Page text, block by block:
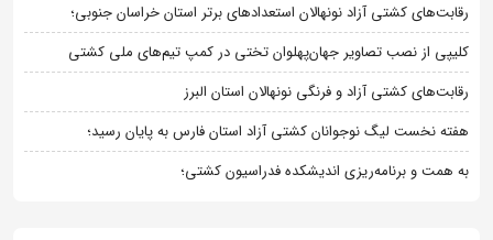
رقابت‌های کشتی آزاد نونهالان استعدادهای برتر استان خراسان جنوبی؛
کلیپی از نصب تصاویر جهان‌پهلوان تختی در کمپ تیم‌های ملی کشتی
رقابت‌های کشتی آزاد و فرنگی نونهالان استان البرز
هفته نخست لیگ نوجوانان کشتی آزاد استان فارس به پایان رسید؛
به همت و برنامه‌ریزی اندیشکده فدراسیون کشتی؛